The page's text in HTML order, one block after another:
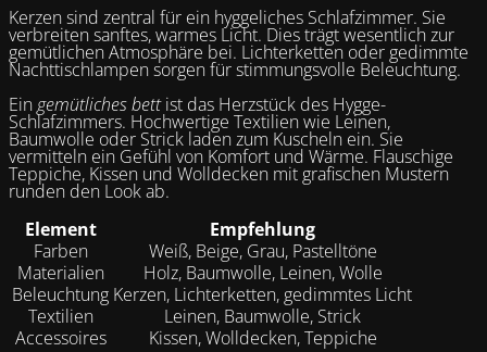
Kerzen sind zentral für ein hyggeliches Schlafzimmer. Sie
verbreiten sanftes, warmes Licht. Dies trägt wesentlich zur
gemütlichen Atmosphäre bei. Lichterketten oder gedimmte
Nachttischlampen sorgen für stimmungsvolle Beleuchtung.
Eingemütliches bettist das Herzstück des Hygge-
Schlafzimmers. Hochwertige Textilien wie Leinen,
Baumwolle oder Strick laden zum Kuscheln ein. Sie
vermitteln ein Gefühl von Komfort und Wärme. Flauschige
Teppiche, Kissen und Wolldecken mit grafischen Mustern
runden den Look ab.
Element
Empfehlung
Farben
Weiß, Beige, Grau, Pastelltöne
Materialien
Holz, Baumwolle, Leinen, Wolle
Beleuchtung Kerzen, Lichterketten, gedimmtes Licht
Textilien
Leinen, Baumwolle, Strick
Accessoires
Kissen, Wolldecken, Teppiche